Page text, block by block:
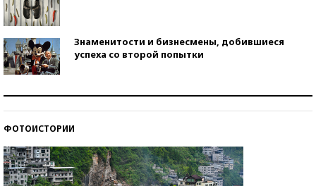
Знаменитости и бизнесмены, добившиеся
успеха со второй попытки
ФОТОИСТОРИИ